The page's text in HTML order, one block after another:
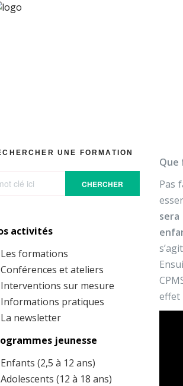
Que
Pas
effet
UNE FORMATION
CHERCHER
activités
Les formations
Conférences et ateliers
Interventions sur mesure
Informations pratiques
La newsletter
jeunesse
Enfants (2,5 à 12 ans)
Adolescents (12 à 18 ans)